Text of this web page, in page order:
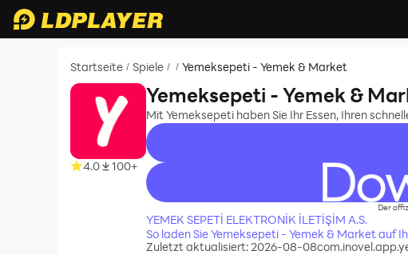
Startseite / Spiele / / Yemeksepeti - Yemek & Market
4.0 100+
Yemeksepeti - Yemek &
Mit Yemeksepeti haben Sie Ihr Essen, Ihren
recommend
Der
YEMEK SEPETİ ELEKTRONİK İLETİŞİM A.S.
So laden Sie Yemeksepeti - Yemek & Market auf
Zuletzt aktualisiert: 2026-08-08